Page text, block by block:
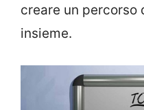
creare un percorso
insieme.